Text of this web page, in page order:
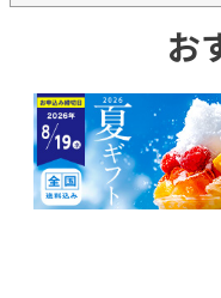
お